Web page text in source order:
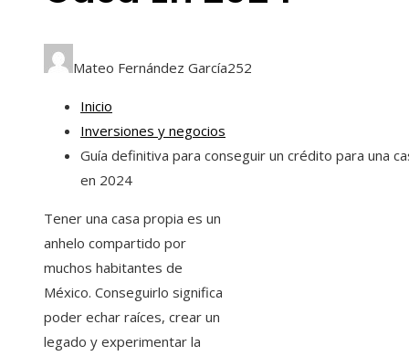
Mateo Fernández García252
Inicio
Inversiones y negocios
Guía definitiva para conseguir un crédito para una
en 2024
Tener una casa propia es un
anhelo compartido por
muchos habitantes de
México. Conseguirlo significa
poder echar raíces, crear un
legado y experimentar la